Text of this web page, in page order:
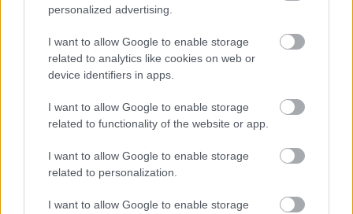
personalized advertising.
I want to allow Google to enable storage
related to analytics like cookies on web or
device identifiers in apps.
I want to allow Google to enable storage
related to functionality of the website or app.
I want to allow Google to enable storage
related to personalization.
I want to allow Google to enable storage
Nyilván ilyenkor az a legkönnyebb, hogy ha egy
emberre kihegyezzük ezt, de én azt mondom, hogy
amikor Kispesten 4-1-re nyertünk, vagy amikor 5-0-
ra győztünk Gyirmóton, vagy éppen jól játszunk,
akkor is ugyanúgy ez a stáb volt, és ezek a játékosok,
amikor fel kellett jutni, azt is sikerrel vettük, szóval
könnyű ilyenkor másra hárítani a felelősséget. Ezért
is próbáltam azt hangsúlyozni, hogy mindenki saját
magában tisztázza azokat a dolgokat, hogy mit